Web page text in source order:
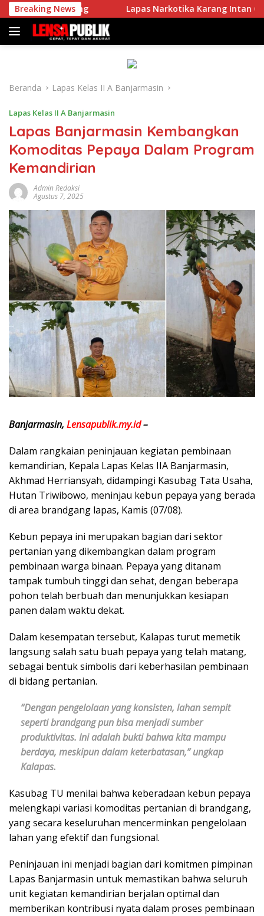
Langsung
ke
konten
Breaking News Lapas Narkotika Karang Intan Gelar Jumat
Beranda Lapas Kelas II A Banjarmasin
Lapas Kelas II A Banjarmasin
Lapas Banjarmasin Kembangkan
Komoditas Pepaya Dalam Program
Kemandirian
Admin Redaksi
Agustus 7, 2025
Banjarmasin, Lensapublik.my.id–
Dalam rangkaian peninjauan kegiatan pembinaan
kemandirian, Kepala Lapas Kelas IIA Banjarmasin,
Akhmad Herriansyah, didampingi Kasubag Tata Usaha,
Hutan Triwibowo, meninjau kebun pepaya yang berada
di area brandgang lapas, Kamis (07/08).
Kebun pepaya ini merupakan bagian dari sektor
pertanian yang dikembangkan dalam program
pembinaan warga binaan. Pepaya yang ditanam
tampak tumbuh tinggi dan sehat, dengan beberapa
pohon telah berbuah dan menunjukkan kesiapan
panen dalam waktu dekat.
Dalam kesempatan tersebut, Kalapas turut memetik
langsung salah satu buah pepaya yang telah matang,
sebagai bentuk simbolis dari keberhasilan pembinaan
di bidang pertanian.
“Dengan pengelolaan yang konsisten, lahan sempit
seperti brandgang pun bisa menjadi sumber
produktivitas. Ini adalah bukti bahwa kita mampu
berdaya, meskipun dalam keterbatasan,” ungkap
Kalapas.
Kasubag TU menilai bahwa keberadaan kebun pepaya
melengkapi variasi komoditas pertanian di brandgang,
yang secara keseluruhan mencerminkan pengelolaan
lahan yang efektif dan fungsional.
Peninjauan ini menjadi bagian dari komitmen pimpinan
Lapas Banjarmasin untuk memastikan bahwa seluruh
unit kegiatan kemandirian berjalan optimal dan
memberikan kontribusi nyata dalam proses pembinaan